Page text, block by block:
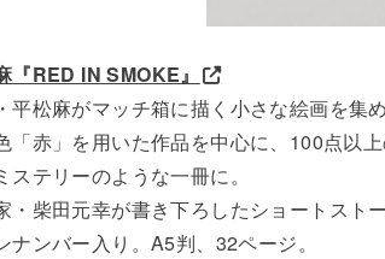
『RED IN SMOKE』
平松麻がマッチ箱に描く小さな絵画を集
「赤」を用いた作品を中心に、100点以
ステリーのような一冊に。
・柴田元幸が書き下ろしたショートスト
ナンバー入り。A5判、32ページ。